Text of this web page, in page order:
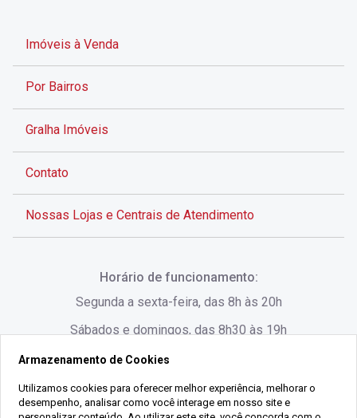
Imóveis à Venda
Por Bairros
Gralha Imóveis
Contato
Nossas Lojas e Centrais de Atendimento
Rua Lauro Linhares, 1080 - Trindade, Florianópolis -
SC
(48) 3220-1045
Horário de funcionamento:
Segunda a sexta-feira, das 8h às 20h
Sábados e domingos, das 8h30 às 19h
Armazenamento de Cookies
Utilizamos cookies para oferecer melhor experiência, melhorar o
desempenho, analisar como você interage em nosso site e